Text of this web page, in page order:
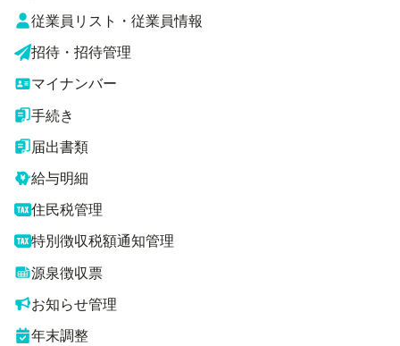
従業員リスト・従業員情報
招待・招待管理
マイナンバー
手続き
届出書類
給与明細
住民税管理
特別徴収税額通知管理
源泉徴収票
お知らせ管理
年末調整